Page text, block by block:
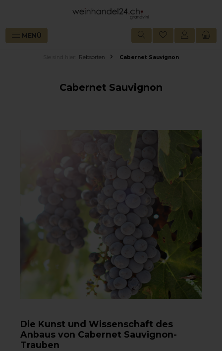
MENÜ
Rebsorten Cabernet Sauvignon
Cabernet Sauvignon
Die Kunst und Wissenschaft des
Anbaus von Cabernet Sauvignon-
Trauben